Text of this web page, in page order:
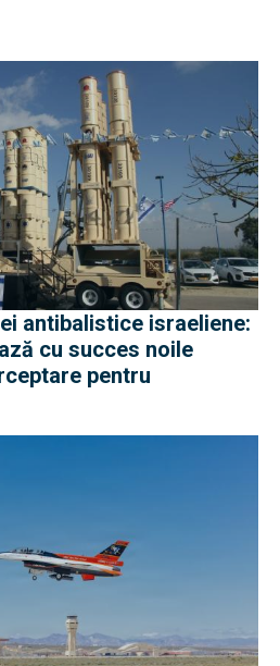
antibalistice israeliene:
cu succes noile
pentru